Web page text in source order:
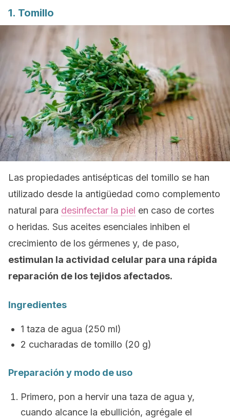
1. Tomillo
Las propiedades antisépticas del tomillo se han
utilizado desde la antigüedad como complemento
natural para desinfectar la piel en caso de cortes
o heridas. Sus aceites esenciales inhiben el
crecimiento de los gérmenes y, de paso,
estimulan la actividad celular para una rápida
reparación de los tejidos afectados.
Ingredientes
1 taza de agua (250 ml)
2 cucharadas de tomillo (20 g)
Preparación y modo de uso
Primero, pon a hervir una taza de agua y,
cuando alcance la ebullición, agrégale el